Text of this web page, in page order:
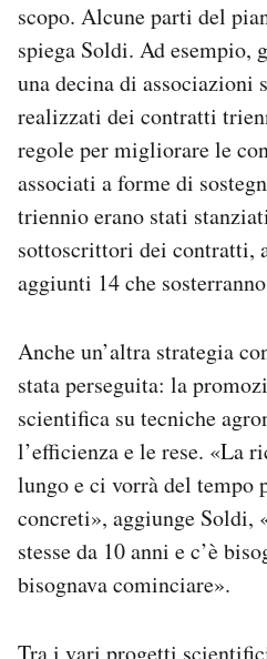
scopo. Alcune parti del
spiega Soldi. Ad esempio,
una decina di associazioni
realizzati dei contratti
regole per migliorare le
associati a forme di
triennio erano stati
sottoscrittori dei contratti,
aggiunti 14 che
Anche un’altra strategia
stata perseguita: la
scientifica su tecniche
l’efficienza e le rese. «La
lungo e ci vorrà del tempo
concreti», aggiunge Soldi,
stesse da 10 anni e c’è
bisognava cominciare».